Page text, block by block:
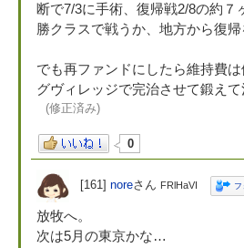
断で7/3に手術、復帰戦2/8の約
勝クラスで戦うか、地方から復
でも再ファンドにしたら維持費
グヴィレッジで完治させて鍛え
(修正済み)
0
[161] noreさん FRlHaVI フ
放牧へ。
次は5月の東京かな…